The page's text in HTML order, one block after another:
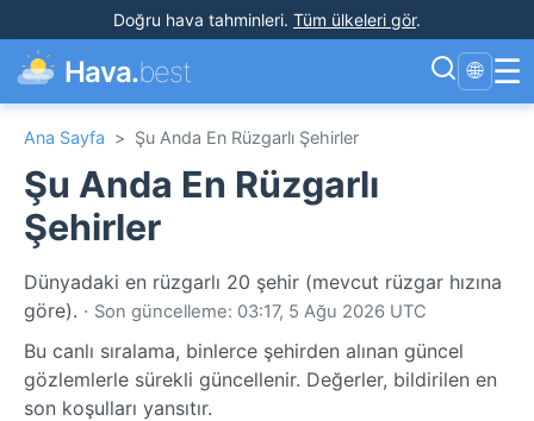
Doğru hava tahminleri. Tüm ülkeleri gör.
Hava.best 🌐 ☰
Ana Sayfa > Şu Anda En Rüzgarlı Şehirler
Şu Anda En Rüzgarlı
Şehirler
Dünyadaki en rüzgarlı 20 şehir (mevcut rüzgar hızına
göre). · Son güncelleme: 03:17, 5 Ağu 2026 UTC
Bu canlı sıralama, binlerce şehirden alınan güncel
gözlemlerle sürekli güncellenir. Değerler, bildirilen en
son koşulları yansıtır.